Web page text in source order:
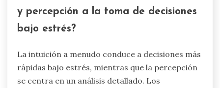
y percepción a la toma de decisiones
bajo estrés?
La intuición a menudo conduce a decisiones más
rápidas bajo estrés, mientras que la percepción
se centra en un análisis detallado. Los